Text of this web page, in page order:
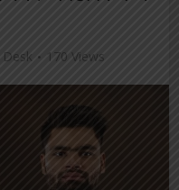
170 Views